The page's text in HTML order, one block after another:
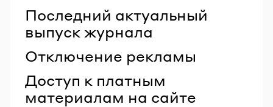
Последний актуальный
выпуск журнала
Отключение рекламы
Доступ к платным
материалам на сайте